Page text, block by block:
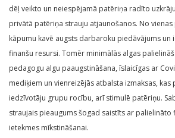
dēļ veikto un neiespējamā patēriņa radīto
privātā patēriņa strauju atjaunošanos. No vienas
kāpumu kavē augsts darbaroku piedāvājums un
finanšu resursi. Tomēr minimālās algas
pedagogu algu paaugstināšana, īslaicīgas ar
mediķiem un vienreizējās atbalsta izmaksas, kas
iedzīvotāju grupu rocību, arī stimulē patēriņu.
straujais pieaugums šogad saistīts ar palielināto
ietekmes mīkstināšanai.